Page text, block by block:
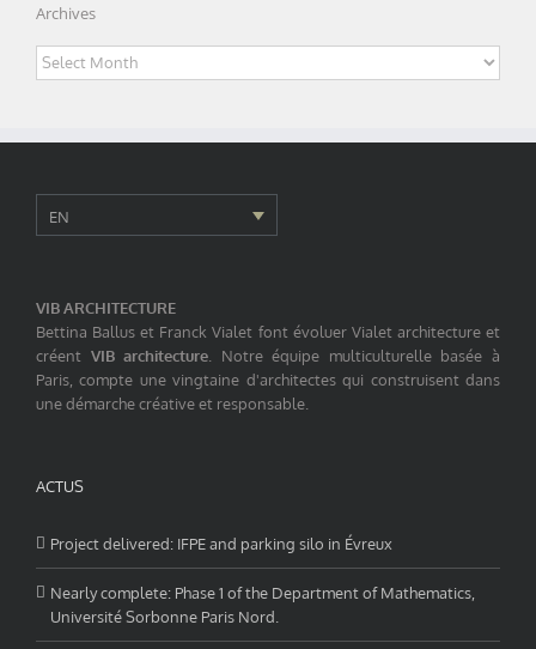
Archives
Archives
EN
VIB ARCHITECTURE
Bettina Ballus et Franck Vialet font évoluer Vialet architecture et
créent VIB architecture. Notre équipe multiculturelle basée à
Paris, compte une vingtaine d'architectes qui construisent dans
une démarche créative et responsable.
ACTUS
Project delivered: IFPE and parking silo in Évreux
Nearly complete: Phase 1 of the Department of Mathematics,
Université Sorbonne Paris Nord.